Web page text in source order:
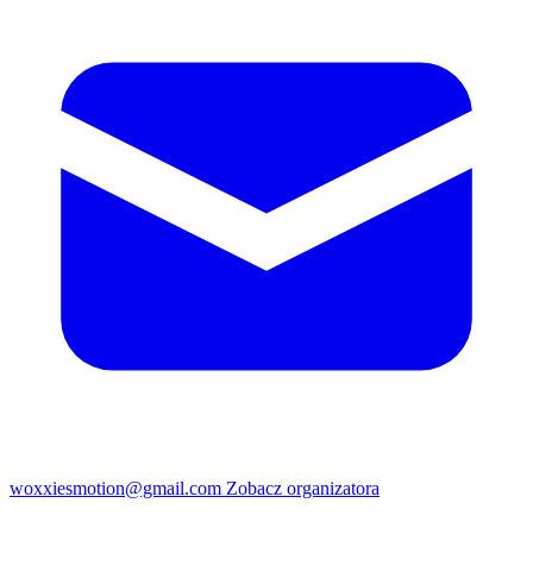
woxxiesmotion@gmail.com Zobacz organizatora